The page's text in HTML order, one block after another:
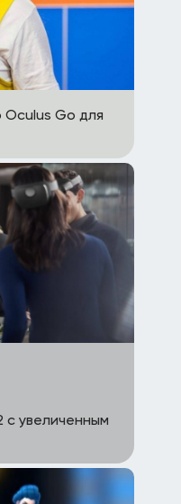
Oculus Go для
с увеличенным